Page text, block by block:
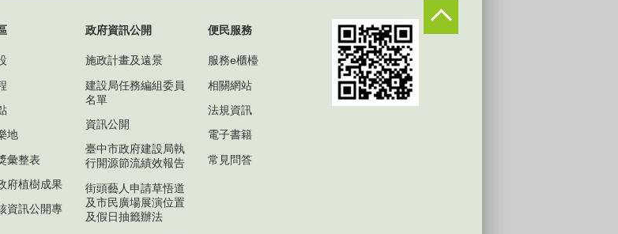
地
彙整表
府植樹成果
資訊公開專
政府資訊公開
施政計畫及遠景
建設局任務編組委員
名單
資訊公開
臺中市政府建設局執
行開源節流績效報告
街頭藝人申請草悟道
及市民廣場展演位置
及假日抽籤辦法
便民服務
服務e櫃檯
相關網站
法規資訊
電子書籍
常見問答